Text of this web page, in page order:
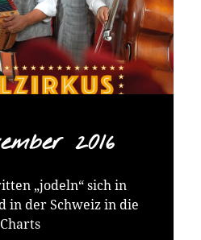
2016
„jodeln“ sich in
in der Schweiz in die
Charts